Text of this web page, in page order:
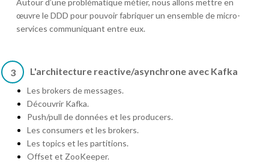
Autour d’une problématique métier, nous allons mettre en
œuvre le DDD pour pouvoir fabriquer un ensemble de micro-
services communiquant entre eux.
3 L'architecture reactive/asynchrone avec Kafka
Les brokers de messages.
Découvrir Kafka.
Push/pull de données et les producers.
Les consumers et les brokers.
Les topics et les partitions.
Offset et ZooKeeper.